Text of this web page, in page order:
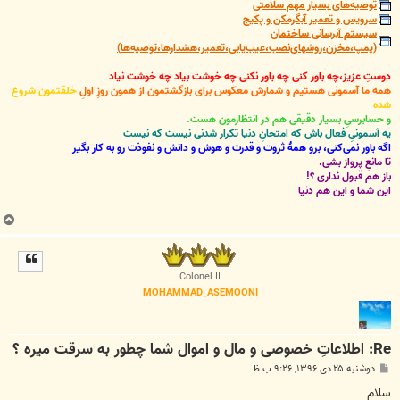
توصیه‌های بسیار مهم سلامتی
سرویس و تعمیر آبگرمکن و پکیج
سیستم آبرسانی ساختمان
(پمپ،مخزن،روشهای‌نصب،عیب‌یابی،تعمیر،هشدارها،توصیه‌ها)
دوستِ عزیز،چه باور کنی چه باور نکنی چه خوشت بیاد چه خوشت نیاد
همه ما آسمونی هستیم و شمارش معکوس برای بازگشتمون از همون روزِ اولِخلقتمون شروع
شده
و حسابرسیِ بسیار دقیقی هم در انتظارمون هست.
یه آسمونیِ فعال باش که امتحانِ دنیا تکرار شدنی نیست که نیست
اگه باور نمی‌کنی، برو همۀ ثروت و قدرت و هوش و دانش و نفوذت رو به کار بگیر
تا مانعِ پرواز بشی.
باز هم قبول نداری ؟!
این شما و این هم دنیا
ب
ا
Colonel II
MOHAMMAD_ASEMOONI
Re: اطلاعاتِ خصوصی و مال و اموال شما چطور به سرقت میره ؟
پ
ت
دوشنبه ۲۵ دی ۱۳۹۶, ۹:۲۶ ب.ظ
سلام